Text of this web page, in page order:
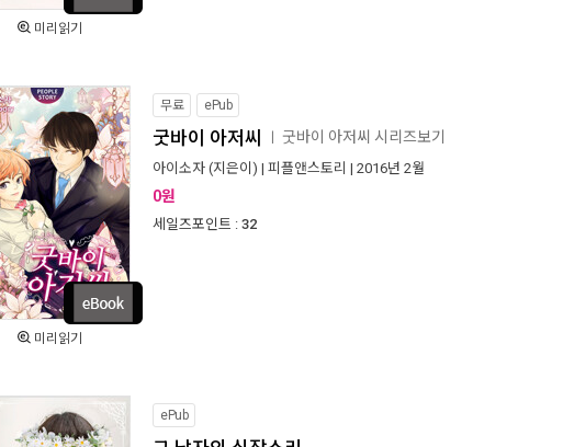
미리읽기
미리읽기
무료 ePub
굿바이 아저씨 굿바이 아저씨 시리즈보기
아이소자 (지은이) | 피플앤스토리 | 2016년 2월
0원
세일즈포인트 : 32
ePub